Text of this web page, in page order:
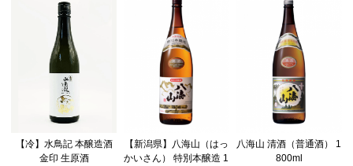
【冷】水鳥記 本醸造酒
金印 生原酒
【新潟県】八海山（はっ
かいさん） 特別本醸造 1
八海山 清酒（普通酒） 1
800ml